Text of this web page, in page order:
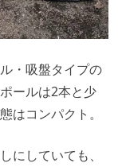
・吸盤タイプの
ールは2本と少
はコンパクト。
にしていても、